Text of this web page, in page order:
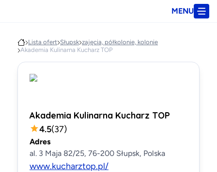
MENU
Lista ofert Słupsk zajęcia, półkolonie, kolonie
Akademia Kulinarna Kucharz TOP
Akademia Kulinarna Kucharz TOP
4.5(37)
Adres
al. 3 Maja 82/25, 76-200 Słupsk, Polska
www.kucharztop.pl/